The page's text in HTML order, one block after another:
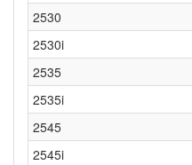
2530
2530i
2535
2535i
2545
2545i